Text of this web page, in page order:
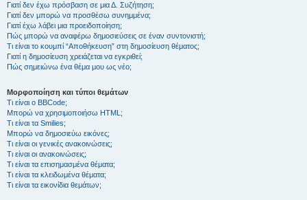
Γιατί δεν έχω πρόσβαση σε μια Δ. Συζήτηση;
Γιατί δεν μπορώ να προσθέσω συνημμένα;
Γιατί έχω λάβει μια προειδοποίηση;
Πώς μπορώ να αναφέρω δημοσιεύσεις σε έναν συντονιστή;
Τι είναι το κουμπί “Αποθήκευση” στη δημοσίευση θέματος;
Γιατί η δημοσίευση χρειάζεται να εγκριθεί;
Πώς σημειώνω ένα θέμα μου ως νέο;
Μορφοποίηση και τύποι θεμάτων
Τι είναι ο BBCode;
Μπορώ να χρησιμοποιήσω HTML;
Τι είναι τα Smilies;
Μπορώ να δημοσιεύω εικόνες;
Τι είναι οι γενικές ανακοινώσεις;
Τι είναι οι ανακοινώσεις;
Τι είναι τα επισημασμένα θέματα;
Τι είναι τα κλειδωμένα θέματα;
Τι είναι τα εικονίδια θεμάτων;